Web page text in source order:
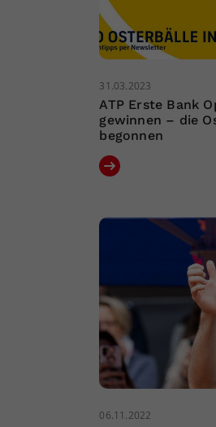
31.03.2023
ATP Erste Bank
gewinnen – die
begonnen
06.11.2022